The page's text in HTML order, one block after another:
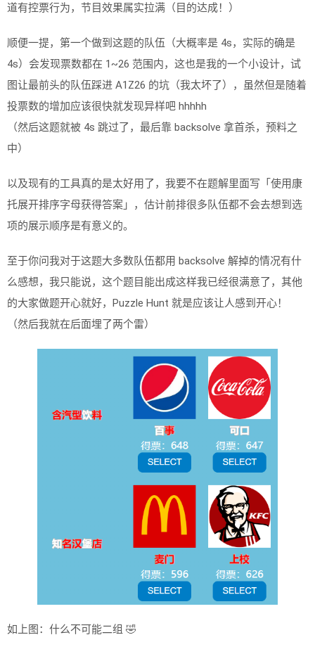
道有控票行为，节目效果属实拉满（目的达成！）
顺便一提，第一个做到这题的队伍（大概率是 4s，实际的确是
4s）会发现票数都在 1~26 范围内，这也是我的一个小设计，试
图让最前头的队伍踩进 A1Z26 的坑（我太坏了），虽然但是随着
投票数的增加应该很快就发现异样吧 hhhhh
（然后这题就被 4s 跳过了，最后靠 backsolve 拿首杀，预料之
中）
以及现有的工具真的是太好用了，我要不在题解里面写「使用康
托展开排序字母获得答案」，估计前排很多队伍都不会去想到选
项的展示顺序是有意义的。
至于你问我对于这题大多数队伍都用 backsolve 解掉的情况有什
么感想，我只能说，这个题目能出成这样我已经很满意了，其他
的大家做题开心就好，Puzzle Hunt 就是应该让人感到开心！
（然后我就在后面埋了两个雷）
如上图：什么不可能二组 🤣